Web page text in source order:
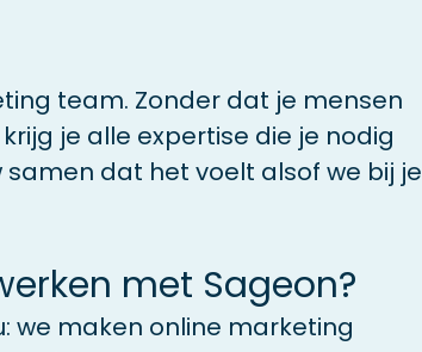
team. Zonder dat je mensen
je alle expertise die je nodig
samen dat het voelt alsof we bij je
met Sageon?
we maken online marketing